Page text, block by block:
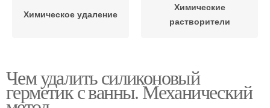
Химическое удаление
Химические
растворители
Чем удалить силиконовый
герметик с ванны. Механический